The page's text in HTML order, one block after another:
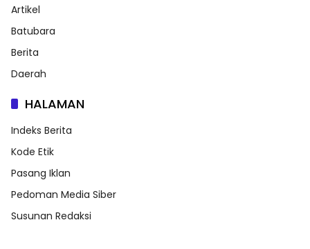
Artikel
Batubara
Berita
Daerah
HALAMAN
Indeks Berita
Kode Etik
Pasang Iklan
Pedoman Media Siber
Susunan Redaksi